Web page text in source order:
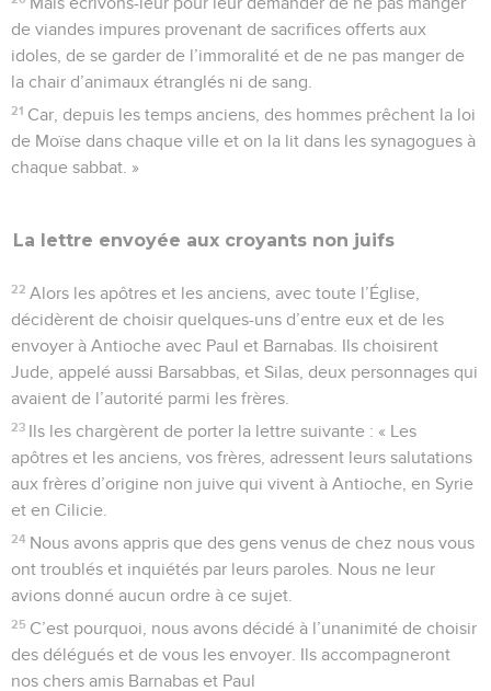
de viandes impures provenant de sacrifices offerts aux
idoles, de se garder de l’immoralité et de ne pas manger de
la chair d’animaux étranglés ni de sang.
21 Car, depuis les temps anciens, des hommes prêchent la loi
de Moïse dans chaque ville et on la lit dans les synagogues à
chaque sabbat. »
La lettre envoyée aux croyants non juifs
22 Alors les apôtres et les anciens, avec toute l’Église,
décidèrent de choisir quelques-uns d’entre eux et de les
envoyer à Antioche avec Paul et Barnabas. Ils choisirent
Jude, appelé aussi Barsabbas, et Silas, deux personnages qui
avaient de l’autorité parmi les frères.
23 Ils les chargèrent de porter la lettre suivante : « Les
apôtres et les anciens, vos frères, adressent leurs salutations
aux frères d’origine non juive qui vivent à Antioche, en Syrie
et en Cilicie.
24 Nous avons appris que des gens venus de chez nous vous
ont troublés et inquiétés par leurs paroles. Nous ne leur
avions donné aucun ordre à ce sujet.
25 C’est pourquoi, nous avons décidé à l’unanimité de choisir
des délégués et de vous les envoyer. Ils accompagneront
nos chers amis Barnabas et Paul